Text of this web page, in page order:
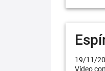
19/11/
Vídeo